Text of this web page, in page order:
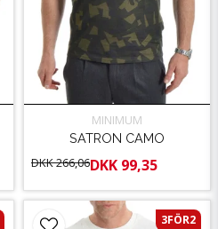
MINIMUM
SATRON CAMO
DKK 266,06DKK 99,35
3FÖR2